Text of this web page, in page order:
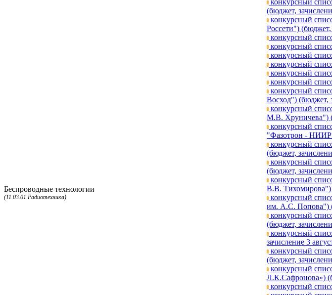
конкурсный
(бюджет,
конкурсный
Россети") (бюджет,
конкурсный
конкурсный
конкурсный
конкурсный
Беспроводные технологии
(11.03.01 Радиотехника)
конкурсный
конкурсный
конкурсный
Восход") (бюджет,
конкурсный
М.В. Хруничева")
конкурсный
"Фазотрон -
конкурсный
(бюджет,
конкурсный
(бюджет,
конкурсный
В.В. Тихомирова")
конкурсный
им. А.С. Попова")
конкурсный
(бюджет,
конкурсный
зачислениe 3
конкурсный
(бюджет,
конкурсный
Л.К.Сафронова»)
конкурсный